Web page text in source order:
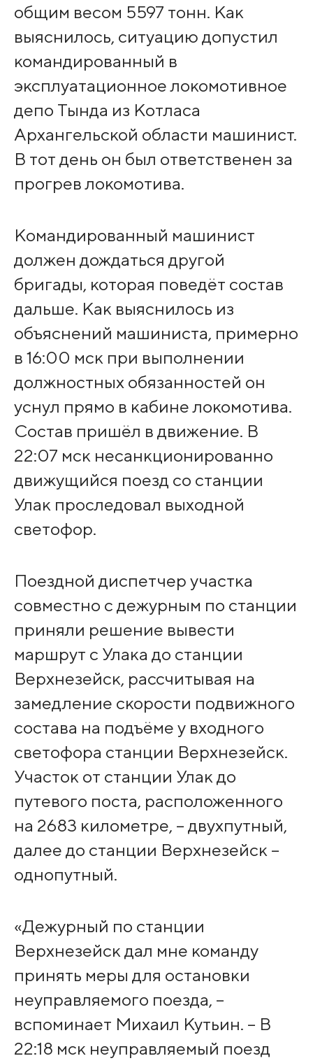
общим весом 5597 тонн. Как
выяснилось, ситуацию допустил
командированный в
эксплуатационное локомотивное
депо Тында из Котласа
Архангельской области машинист.
В тот день он был ответственен за
прогрев локомотива.
Командированный машинист
должен дождаться другой
бригады, которая поведёт состав
дальше. Как выяснилось из
объяснений машиниста, примерно
в 16:00 мск при выполнении
должностных обязанностей он
уснул прямо в кабине локомотива.
Состав пришёл в движение. В
22:07 мск несанкционированно
движущийся поезд со станции
Улак проследовал выходной
светофор.
Поездной диспетчер участка
совместно с дежурным по станции
приняли решение вывести
маршрут с Улака до станции
Верхнезейск, рассчитывая на
замедление скорости подвижного
состава на подъёме у входного
светофора станции Верхнезейск.
Участок от станции Улак до
путевого поста, расположенного
на 2683 километре, – двухпутный,
далее до станции Верхнезейск –
однопутный.
«Дежурный по станции
Верхнезейск дал мне команду
принять меры для остановки
неуправляемого поезда, –
вспоминает Михаил Кутьин. – В
22:18 мск неуправляемый поезд